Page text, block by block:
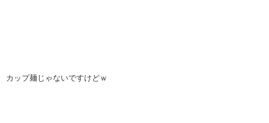
カップ麺じゃないですけどｗ